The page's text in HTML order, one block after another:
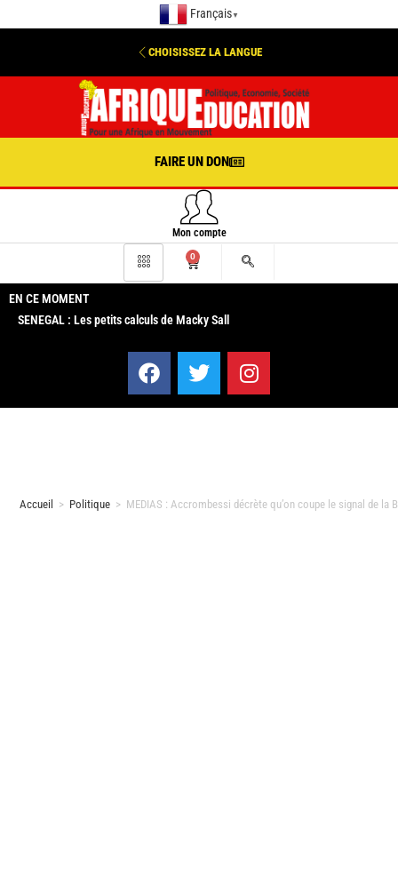
Français ▼
CHOISISSEZ LA LANGUE
FAIRE UN DON
Mon compte
0
EN CE MOMENT
SENEGAL : Les petits calculs de Macky Sall
Accueil > Politique > MEDIAS : Accrombessi décrète qu’on coupe le signal de la